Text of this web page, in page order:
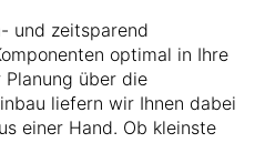
und zeitsparend
optimal in Ihre
Planung über die
liefern wir Ihnen dabei
einer Hand. Ob kleinste